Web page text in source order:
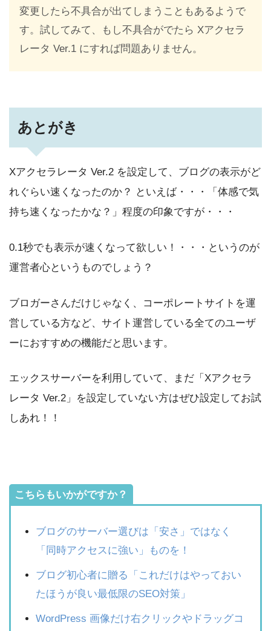
変更したら不具合が出てしまうこともあるようで
す。試してみて、もし不具合がでたら Xアクセラ
レータ Ver.1 にすれば問題ありません。
あとがき
Xアクセラレータ Ver.2 を設定して、ブログの表示がど
れぐらい速くなったのか？ といえば・・・「体感で気
持ち速くなったかな？」程度の印象ですが・・・
0.1秒でも表示が速くなって欲しい！・・・というのが
運営者心というものでしょう？
ブロガーさんだけじゃなく、コーポレートサイトを運
営している方など、サイト運営している全てのユーザ
ーにおすすめの機能だと思います。
エックスサーバーを利用していて、まだ「Xアクセラ
レータ Ver.2」を設定していない方はぜひ設定してお試
しあれ！！
こちらもいかがですか？
ブログのサーバー選びは「安さ」ではなく
「同時アクセスに強い」ものを！
ブログ初心者に贈る「これだけはやっておい
たほうが良い最低限のSEO対策」
WordPress 画像だけ右クリックやドラッグコ